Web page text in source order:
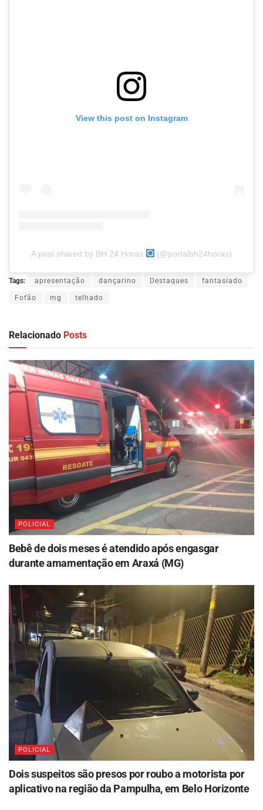
View this post on Instagram
A post shared by BH 24 Horas (@portalbh24horas)
Tags: apresentação dançarino Destaques fantasiado
Fofão mg telhado
Relacionado Posts
POLICIAL
Bebê de dois meses é atendido após engasgar
durante amamentação em Araxá (MG)
POLICIAL
Dois suspeitos são presos por roubo a motorista por
aplicativo na região da Pampulha, em Belo Horizonte